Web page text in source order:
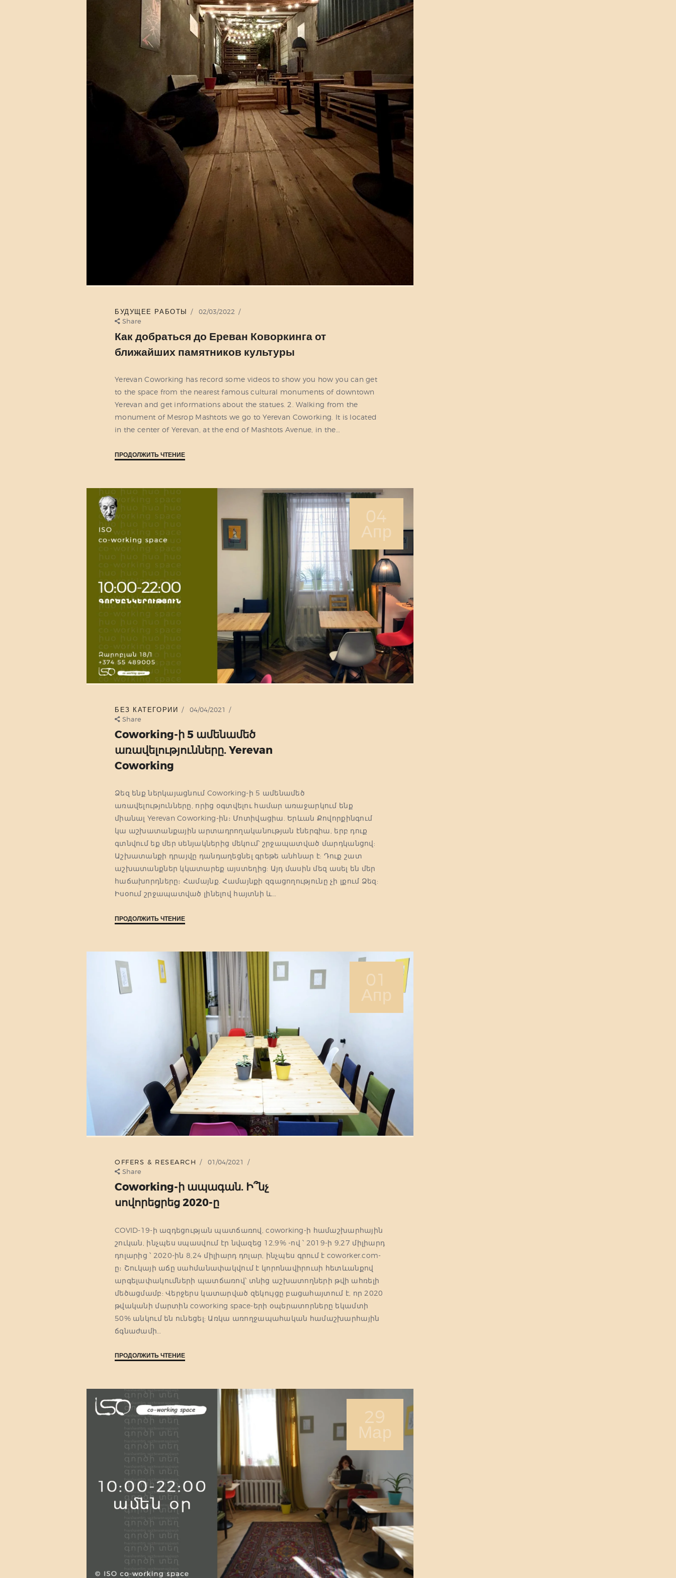
БУДУЩЕЕ РАБОТЫ
02/03/2022
Share
Как добраться до Ереван Коворкинга от
ближайших памятников культуры
Yerevan Coworking has record some videos to show you how you can get
to the space from the nearest famous cultural monuments of downtown
Yerevan and get informations about the statues. 2. Walking from the
monument of Mesrop Mashtots we go to Yerevan Coworking. It is located
in the center of Yerevan, at the end of Mashtots Avenue, in the…
ПРОДОЛЖИТЬ ЧТЕНИЕ
04
Апр
БЕЗ КАТЕГОРИИ
04/04/2021
Share
Coworking-ի 5 ամենամեծ
առավելությունները. Yerevan
Coworking
Ձեզ ենք ներկայացնում Coworking-ի 5 ամենամեծ
առավելությունները, որից օգտվելու համար առաջարկում ենք
միանալ Yerevan Coworking-ին։ Մոտիվացիա. Երևան Քովորքինգում
կա աշխատանքային արտադրողականության էներգիա, երբ դուք
գտնվում եք մեր սենյակներից մեկում՝ շրջապատված մարդկանցով:
Աշխատանքի դրայվը դանդաղեցնել գրեթե անհնար է: Դուք շատ
աշխատանքներ կկատարեք այստեղից: Այդ մասին մեզ ասել են մեր
հաճախորդները։ Համայնք. Համայնքի զգացողությունը չի լքում Ձեզ:
Իսօում շրջապատված լինելով հայտնի և…
ПРОДОЛЖИТЬ ЧТЕНИЕ
01
Апр
OFFERS & RESEARCH
01/04/2021
Share
Coworking-ի ապագան. Ի՞նչ
սովորեցրեց 2020-ը
COVID-19-ի ազդեցության պատճառով, coworking-ի համաշխարհային
շուկան, ինչպես սպասվում էր նվազեց 12,9% -ով ՝ 2019-ի 9,27 միլիարդ
դոլարից ՝ 2020-ին 8,24 միլիարդ դոլար, ինչպես գրում է coworker.com-
ը։ Շուկայի աճը սահմանափակվում է կորոնավիրուսի հետևանքով
արգելափակումների պատճառով՝ տնից աշխատողների թվի ահռելի
մեծացմամբ: Վերջերս կատարված զեկույցը բացահայտում է, որ 2020
թվականի մարտին coworking space-երի օպերատորները եկամտի
50% անկում են ունեցել: Առկա առողջապահական համաշխարհային
ճգնաժամի…
ПРОДОЛЖИТЬ ЧТЕНИЕ
29
Мар